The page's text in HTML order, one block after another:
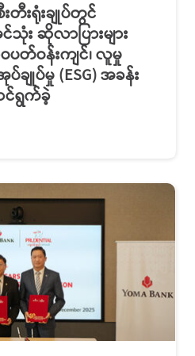
းရုံးချုပ်တွင်
း ဆိုလာပြားများ
ဝန်းကျင်၊ လူမှု
ချုပ်မှု (ESG) အခန်း
င်ရွက်ခဲ့